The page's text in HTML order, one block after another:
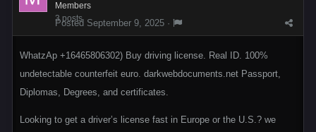
Members
3 posts
Posted September 9, 2025 ·
WhatzAp +16465806302) Buy driving license. Real ID. 100%
undetectable counterfeit euro. darkwebdocuments.net Passport,
Diplomas, Degrees, and certificates.
Looking to get a driver’s license fast in Europe or the U.S.? we